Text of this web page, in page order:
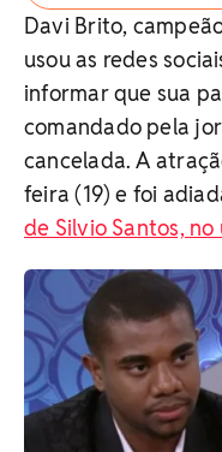
Davi Brito,
usou as redes
informar que sua
comandado pela
cancelada. A
feira (19) e foi
de Silvio Santos,